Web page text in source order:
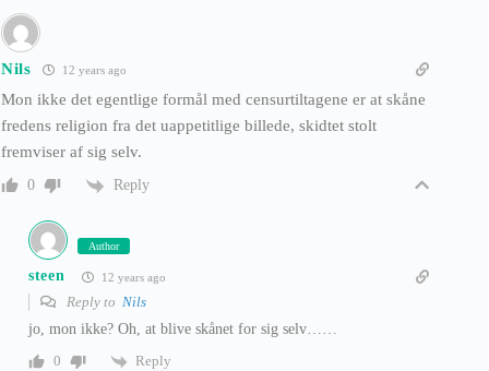
Nils 12 years ago
Mon ikke det egentlige formål med censurtiltagene er at skåne
fredens religion fra det uappetitlige billede, skidtet stolt
fremviser af sig selv.
0 Reply
Author
steen 12 years ago
Reply to Nils
jo, mon ikke? Oh, at blive skånet for sig selv……
0
Reply